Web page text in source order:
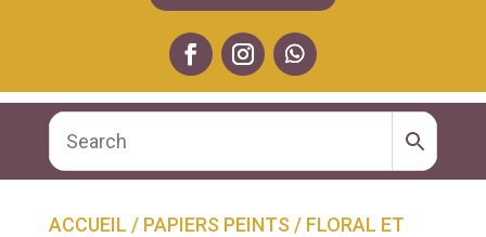
ACCUEIL / PAPIERS PEINTS / FLORAL ET